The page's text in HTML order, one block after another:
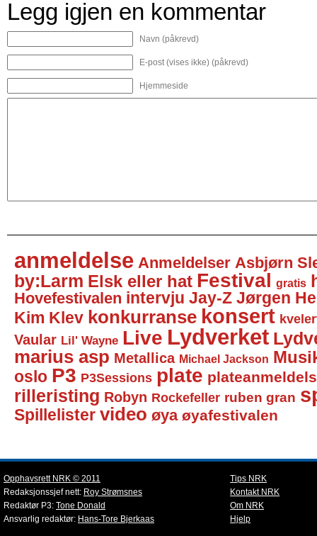
Legg igjen en kommentar
Navn (påkrevd)
E-post (vises ikke) (påkrevd)
Hjemmeside
anmeldelse Anmeldelser Asbjørn
by:Larm Elsk eller hat Festival gratis
Hovefestivalen intervju Jay-Z Jørgen
Kim Klev konkurranse konsert
Vaular Lil' Wayne Live Lydverket
marius asp Metallica Michael Jackson
oslo P3 P3Sessions plate
rilleristing Robyn Rockefeller ruben gran
Spillelister video øya øyafestivalen
Opphavsrett NRK © 2011
Redaksjonssjef nett: Roy Strømsnes
Redaktør P3: Tone Donald
Ansvarlig redaktør: Hans-Tore Bjerkaas
Tips NRK
Kontakt NRK
Om NRK
Hjelp